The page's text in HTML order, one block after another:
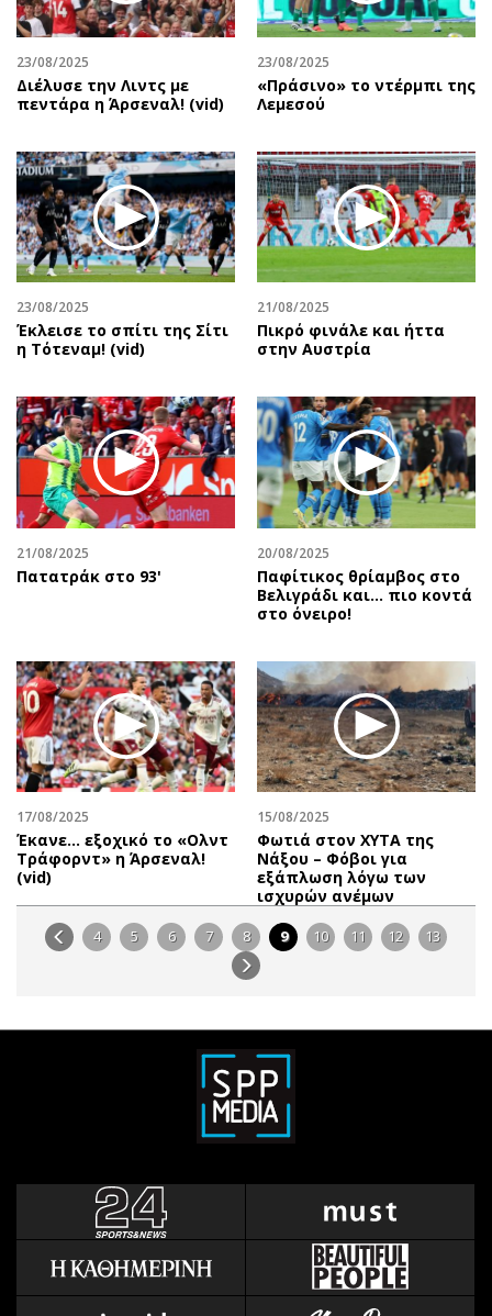
23/08/2025
Διέλυσε την Λιντς με
πεντάρα η Άρσεναλ! (vid)
23/08/2025
«Πράσινο» το ντέρμπι της
Λεμεσού
23/08/2025
Έκλεισε το σπίτι της Σίτι
η Τότεναμ! (vid)
21/08/2025
Πικρό φινάλε και ήττα
στην Αυστρία
21/08/2025
Πατατράκ στο 93'
20/08/2025
Παφίτικος θρίαμβος στο
Βελιγράδι και... πιο κοντά
στο όνειρο!
17/08/2025
Έκανε… εξοχικό το «Ολντ
Τράφορντ» η Άρσεναλ!
(vid)
15/08/2025
Φωτιά στον ΧΥΤΑ της
Νάξου – Φόβοι για
εξάπλωση λόγω των
ισχυρών ανέμων
4 5 6 7 8 9 10 11 12 13